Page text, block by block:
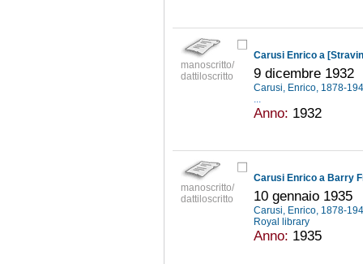
manoscritto/
dattiloscritto
Carusi Enrico a
9 dicembre 1932
Carusi, Enrico, 1878-
...
Anno: 1932
manoscritto/
dattiloscritto
Carusi Enrico a Barry
10 gennaio 1935
Carusi, Enrico, 1878-
Royal library
Anno: 1935